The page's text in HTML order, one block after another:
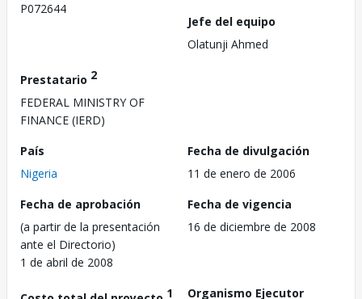
P072644
Jefe del equipo
Olatunji Ahmed
Prestatario 2
FEDERAL MINISTRY OF
FINANCE (IERD)
País
Nigeria
Fecha de divulgación
11 de enero de 2006
Fecha de aprobación
(a partir de la presentación
ante el Directorio)
1 de abril de 2008
Fecha de vigencia
16 de diciembre de 2008
1 Organismo Ejecutor